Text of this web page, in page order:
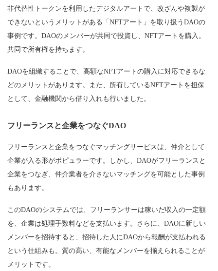
非代替性トークンを利用したデジタルアートで、改ざんや複製が
できないというメリットがある「NFTアート」を取り扱うDAOの
事例です。DAOのメンバーが共同で投資し、NFTアートを購入。
共同で所有権を持ちます。
DAOを組織することで、高額なNFTアートの購入に対応できるな
どのメリットがあります。また、所有しているNFTアートを担保
として、金融機関から借り入れも行いました。
フリーランスと企業をつなぐDAO
フリーランスと企業をつなぐマッチングサービスは、仲介として
企業が入る形がポピュラーです。しかし、DAOがフリーランスと
企業をつなぎ、仲介業者を介さないマッチングを可能とした事例
もあります。
このDAOのシステムでは、フリーランサーは稼いだ収入の一定額
を、企業は処理手数料などを支払います。さらに、DAOに新しい
メンバーを招待すると、招待した人にDAOから報酬が支払われる
という仕組みも。質の高い、有能なメンバーを揃えられることが
メリットです。